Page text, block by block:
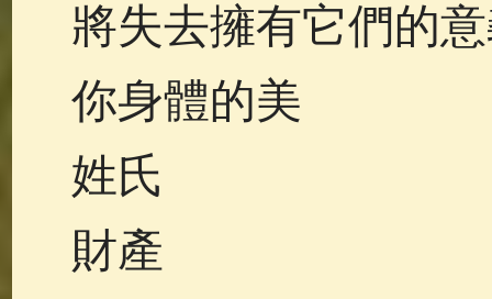
將失去擁有它們的
你身體的美
姓氏
財產